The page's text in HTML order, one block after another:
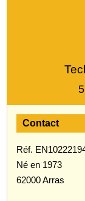
Contact
Réf.
Né en 1973
62000 Arras